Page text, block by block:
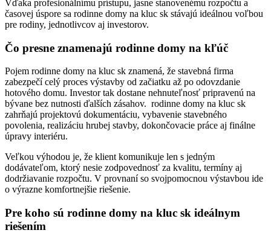
Vďaka profesionálnímu prístupu, jasne stanovenému rozpočtu a
časovej úspore sa rodinne domy na kluc sk stávajú ideálnou voľbou
pre rodiny, jednotlivcov aj investorov.
Čo presne znamenajú rodinne domy na kľúč
Pojem rodinne domy na kluc sk znamená, že stavebná firma
zabezpečí celý proces výstavby od začiatku až po odovzdanie
hotového domu. Investor tak dostane nehnuteľnosť pripravenú na
bývane bez nutnosti ďalších zásahov. rodinne domy na kluc sk
zahrňajú projektovú dokumentáciu, vybavenie stavebného
povolenia, realizáciu hrubej stavby, dokončovacie práce aj finálne
úpravy interiéru.
Veľkou výhodou je, že klient komunikuje len s jedným
dodávateľom, ktorý nesie zodpovednosť za kvalitu, termíny aj
dodržiavanie rozpočtu. V provnaní so svojpomocnou výstavbou ide
o výrazne komfortnejšie riešenie.
Pre koho sú rodinne domy na kluc sk ideálnym
riešením